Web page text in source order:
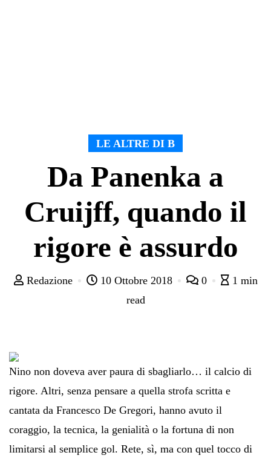
LE ALTRE DI B
Da Panenka a
Cruijff, quando il
rigore è assurdo
Redazione 10 Ottobre 2018 0
1 min
read
Nino non doveva aver paura di sbagliarlo… il calcio di
rigore. Altri, senza pensare a quella strofa scritta e
cantata da Francesco De Gregori, hanno avuto il
coraggio, la tecnica, la genialità o la fortuna di non
limitarsi al semplice gol. Rete, sì, ma con quel tocco di